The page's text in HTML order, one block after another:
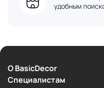
удобным
О BasicDecor
Cпециалистам